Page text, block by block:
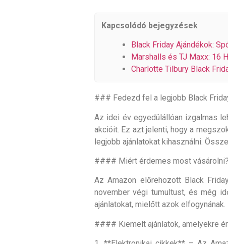
Kapcsolódó bejegyzések
Black Friday Ajándékok:
Marshalls és TJ Maxx: 16
Charlotte Tilbury Black
### Fedezd fel a legjobb Black
Az idei év egyedülállóan izgalmas
akcióit. Ez azt jelenti, hogy a
legjobb ajánlatokat kihasználni.
#### Miért érdemes most vásárolni?
Az Amazon előrehozott Black
november végi tumultust, és még
ajánlatokat, mielőtt azok elfogynának.
#### Kiemelt ajánlatok, amelyekre